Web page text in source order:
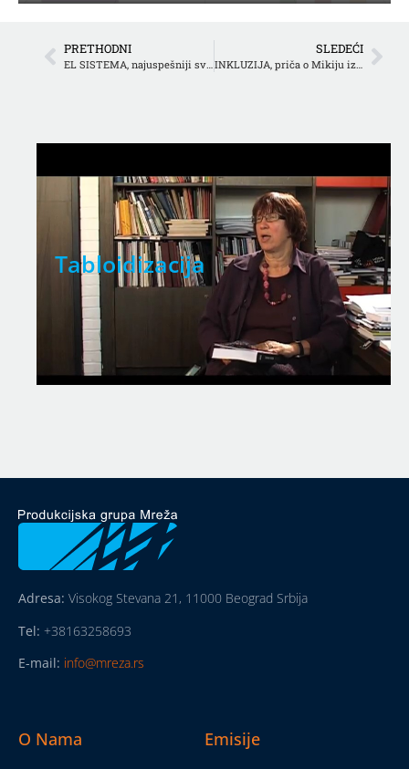
PRETHODNI
EL SISTEMA, najuspešniji svetski inkluzivni model muzičkog obrazovanja
SLEDEĆI
INKLUZIJA, priča o Mikiju iz novosadske škole „Sonja Marinković”
Tabloidizacija
Adresa: Visokog Stevana 21, 11000 Beograd Srbija
Tel: +38163258693
E-mail: info@mreza.rs
O Nama Emisije